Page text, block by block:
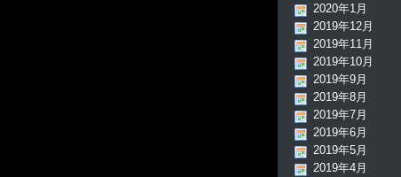
2020年1月
2019年12月
2019年11月
2019年10月
2019年9月
2019年8月
2019年7月
2019年6月
2019年5月
2019年4月